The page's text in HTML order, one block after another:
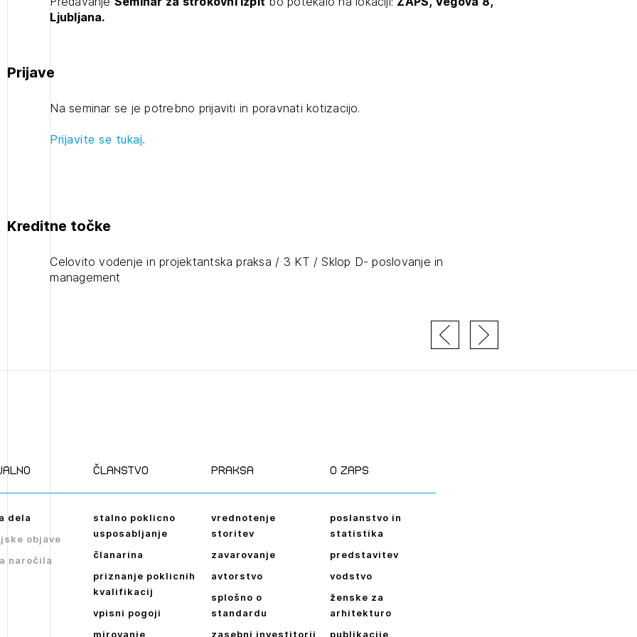
PRIJAVITE SE REGISTRIRAJTE SE
Ljubljana.
Prijave
Na seminar se je potrebno prijaviti in poravnati kotizacijo.
Prijavite se tukaj.
Kreditne točke
Celovito vodenje in projektantska praksa / 3 KT / Sklop D- poslovanje in
management
Plačnik je podjetje
dela
objave
naročila
članstvo
stalno poklicno
usposabljanje
članarina
priznanje poklicnih
kvalifikacij
vpisni pogoji
mirovanje
praksa
vrednotenje
storitev
zavarovanje
avtorstvo
splošno o
standardu
zasebni investitorji
O zaps
poslanstvo in
statistika
predstavitev
vodstvo
ženske za
arhitekturo
publikacije
Mesečni novičnik
Novičnik natečajev
Dnevne medijske objave